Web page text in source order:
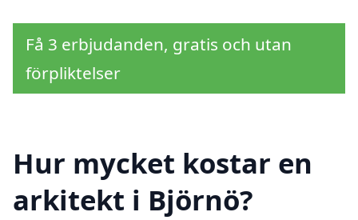
Få 3 erbjudanden, gratis och utan
förpliktelser
Hur mycket kostar en
arkitekt i Björnö?